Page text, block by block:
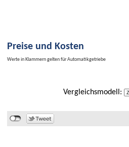
Preise und Kosten
Werte in Klammern gelten für Automatikgetriebe
Vergleichsmodell: